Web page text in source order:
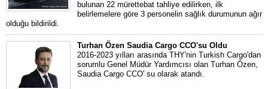
bulunan 22 mürettebat tahliye edilirken, ilk
belirlemelere göre 3 personelin sağlık durumunun ağır
olduğu bildirildi.
Turhan Özen Saudia Cargo CCO'su Oldu
2016-2023 yılları arasında THY'nin Turkish Cargo'dan
sorumlu Genel Müdür Yardımcısı olan Turhan Özen,
Saudia Cargo CCO' su olarak atandı.